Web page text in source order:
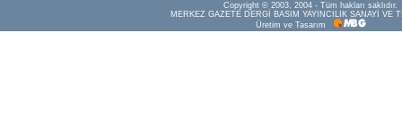
Copyright © 2003, 2004 - Tüm hakları saklıdır.
MERKEZ GAZETE DERGİ BASIM YAYINCILIK SANAYİ VE
Üretim ve Tasarım